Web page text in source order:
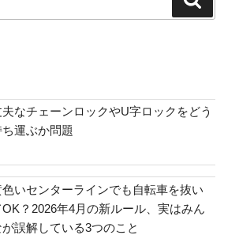
夫なチェーンロックやU字ロックをどう
ち運ぶか問題
色いセンターラインでも自転車を抜い
OK？2026年4月の新ルール、実はみん
が誤解している3つのこと